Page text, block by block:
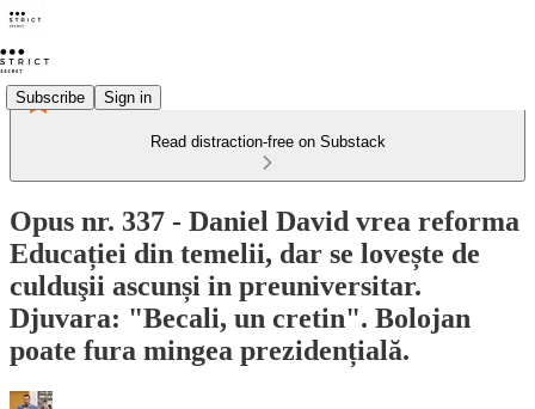
Subscribe Sign in
Read distraction-free on Substack
Opus nr. 337 - Daniel David vrea reforma
Educației din temelii, dar se lovește de
culduşii ascunși in preuniversitar.
Djuvara: "Becali, un cretin". Bolojan
poate fura mingea prezidențială.